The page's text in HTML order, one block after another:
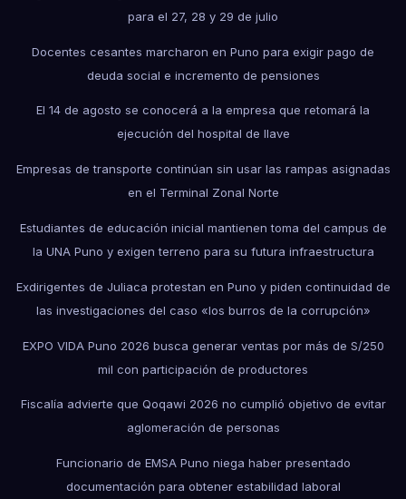
para el 27, 28 y 29 de julio
Docentes cesantes marcharon en Puno para exigir pago de
deuda social e incremento de pensiones
El 14 de agosto se conocerá a la empresa que retomará la
ejecución del hospital de Ilave
Empresas de transporte continúan sin usar las rampas asignadas
en el Terminal Zonal Norte
Estudiantes de educación inicial mantienen toma del campus de
la UNA Puno y exigen terreno para su futura infraestructura
Exdirigentes de Juliaca protestan en Puno y piden continuidad de
las investigaciones del caso «los burros de la corrupción»
EXPO VIDA Puno 2026 busca generar ventas por más de S/250
mil con participación de productores
Fiscalía advierte que Qoqawi 2026 no cumplió objetivo de evitar
aglomeración de personas
Funcionario de EMSA Puno niega haber presentado
documentación para obtener estabilidad laboral